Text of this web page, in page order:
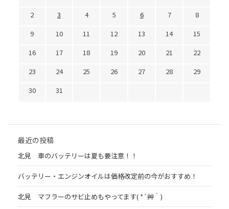
2
3 4 5 6 7
8
9
10 11 12 13 14
15
16
17 18 19 20 21
22
23
24 25 26 27 28
29
30
31
最近の投稿
北見 車のバッテリーは夏も要注意！！
バッテリー・エンジンオイルは価格改定前の今がおすすめ！
北見 マフラーのサビ止めもやってます( *´艸｀)